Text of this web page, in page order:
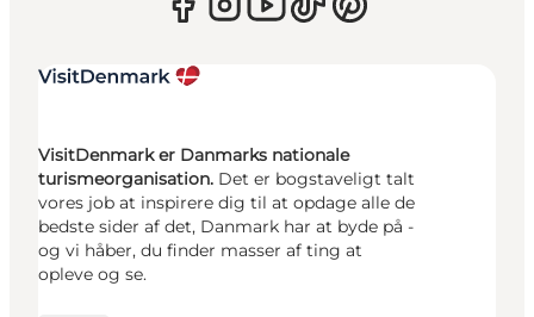
VisitDenmark er Danmarks nationale
turismeorganisation. Det er bogstaveligt talt
vores job at inspirere dig til at opdage alle de
bedste sider af det, Danmark har at byde på -
og vi håber, du finder masser af ting at
opleve og se.